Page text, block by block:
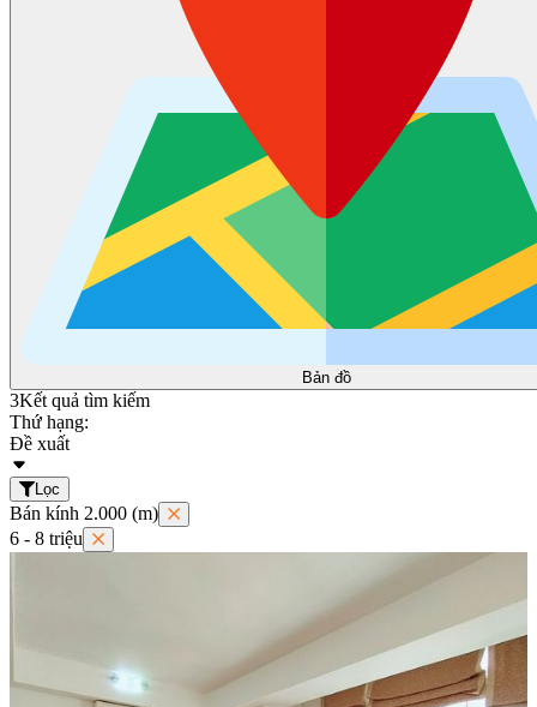
Bản đồ
3Kết quả tìm kiếm
Thứ hạng:
Đề xuất
Lọc
Bán kính 2.000 (m)
6 - 8 triệu